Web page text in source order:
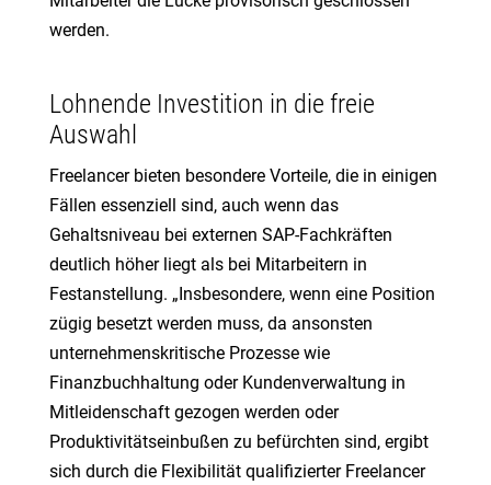
werden.
Lohnende Investition in die freie
Auswahl
Freelancer bieten besondere Vorteile, die in einigen
Fällen essenziell sind, auch wenn das
Gehaltsniveau bei externen SAP-Fachkräften
deutlich höher liegt als bei Mitarbeitern in
Festanstellung. „Insbesondere, wenn eine Position
zügig besetzt werden muss, da ansonsten
unternehmenskritische Prozesse wie
Finanzbuchhaltung oder Kundenverwaltung in
Mitleidenschaft gezogen werden oder
Produktivitätseinbußen zu befürchten sind, ergibt
sich durch die Flexibilität qualifizierter Freelancer